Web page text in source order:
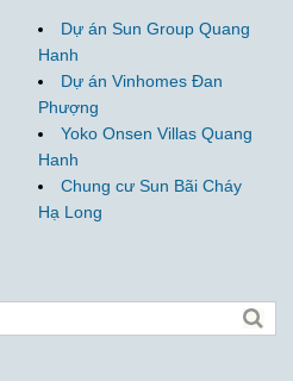
Dự án Sun Group Quang
Hanh
Dự án Vinhomes Đan
Phượng
Yoko Onsen Villas Quang
Hanh
Chung cư Sun Bãi Cháy
Hạ Long